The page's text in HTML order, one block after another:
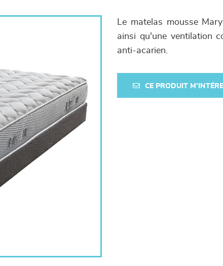
Le matelas mousse
ainsi qu'une ventilation
anti-acarien.
CE PRODUIT